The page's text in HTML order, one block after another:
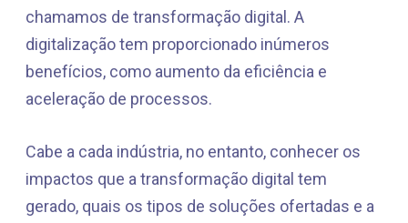
chamamos de transformação digital. A
digitalização tem proporcionado inúmeros
benefícios, como aumento da eficiência e
aceleração de processos.
Cabe a cada indústria, no entanto, conhecer os
impactos que a transformação digital tem
gerado, quais os tipos de soluções ofertadas e a